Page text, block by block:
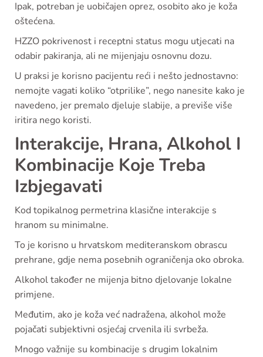
Ipak, potreban je uobičajen oprez, osobito ako je koža
oštećena.
HZZO pokrivenost i receptni status mogu utjecati na
odabir pakiranja, ali ne mijenjaju osnovnu dozu.
U praksi je korisno pacijentu reći i nešto jednostavno:
nemojte vagati koliko “otprilike”, nego nanesite kako je
navedeno, jer premalo djeluje slabije, a previše više
iritira nego koristi.
Interakcije, Hrana, Alkohol I
Kombinacije Koje Treba
Izbjegavati
Kod topikalnog permetrina klasične interakcije s
hranom su minimalne.
To je korisno u hrvatskom mediteranskom obrascu
prehrane, gdje nema posebnih ograničenja oko obroka.
Alkohol također ne mijenja bitno djelovanje lokalne
primjene.
Međutim, ako je koža već nadražena, alkohol može
pojačati subjektivni osjećaj crvenila ili svrbeža.
Mnogo važnije su kombinacije s drugim lokalnim